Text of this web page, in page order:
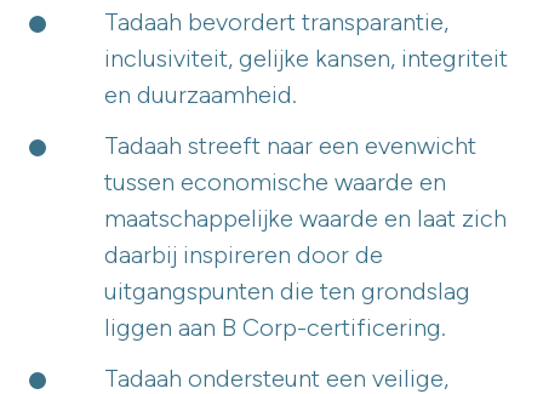
Tadaah bevordert transparantie,
inclusiviteit, gelijke kansen, integriteit
en duurzaamheid.
Tadaah streeft naar een evenwicht
tussen economische waarde en
maatschappelijke waarde en laat zich
daarbij inspireren door de
uitgangspunten die ten grondslag
liggen aan B Corp-certificering.
Tadaah ondersteunt een veilige,